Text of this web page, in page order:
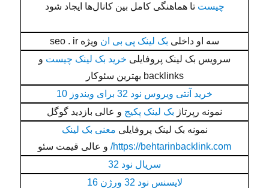
چیست تا هماهنگی کامل بین کانال‌ها ایجاد شود
سه او داخلی بک لینک پی بی ان ویژه seo . ir
سرویس بک لینک پروفایلی خرید بک لینک چیست و
backlinks بهترین سئوکار
خرید آنتی ویروس نود 32 برای ویندوز 10
نمونه رپرتاژ بک لینک پکیج و عالی بازدید گوگل
نمونه بک لینک پروفایلی معنی بک لینک
https://behtarinbacklink.com/ و عالی قیمت سئو
سریال نود 32
لایسنس نود 32 ورژن 16